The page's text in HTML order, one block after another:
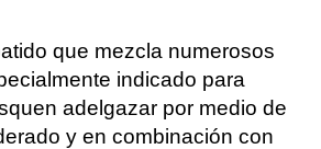
que mezcla numerosos
indicado para
adelgazar por medio de
y en combinación con